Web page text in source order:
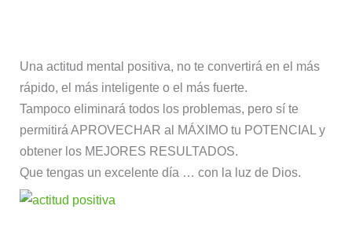
Una actitud mental positiva, no te convertirá en el más
rápido, el más inteligente o el más fuerte.
Tampoco eliminará todos los problemas, pero sí te
permitirá APROVECHAR al MÁXIMO tu POTENCIAL y
obtener los MEJORES RESULTADOS.
Que tengas un excelente día … con la luz de Dios.